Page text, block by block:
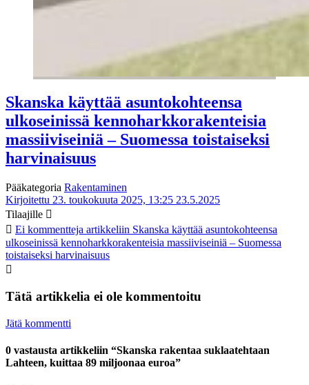
Skanska käyttää asuntokohteensa
ulkoseinissä kennoharkkorakenteisia
massiiviseiniä – Suomessa toistaiseksi
harvinaisuus
Pääkategoria Rakentaminen
Kirjoitettu 23. toukokuuta 2025, 13:25 23.5.2025
Tilaajille
Ei kommentteja artikkeliin Skanska käyttää asuntokohteensa
ulkoseinissä kennoharkkorakenteisia massiiviseiniä – Suomessa
toistaiseksi harvinaisuus
Tätä artikkelia ei ole kommentoitu
Jätä kommentti
0 vastausta artikkeliin “Skanska rakentaa suklaatehtaan
Lahteen, kuittaa 89 miljoonaa euroa”